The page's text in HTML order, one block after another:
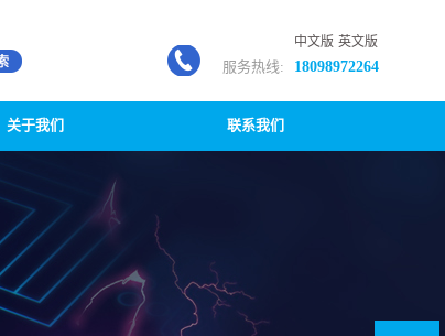
服务热线: 18098972264
中文版 英文版
关于我们 联系我们